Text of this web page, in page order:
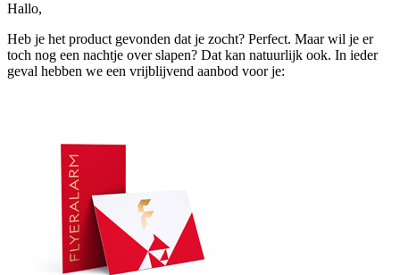
Hallo,
Heb je het product gevonden dat je zocht? Perfect. Maar wil je er
toch nog een nachtje over slapen? Dat kan natuurlijk ook. In ieder
geval hebben we een vrijblijvend aanbod voor je: